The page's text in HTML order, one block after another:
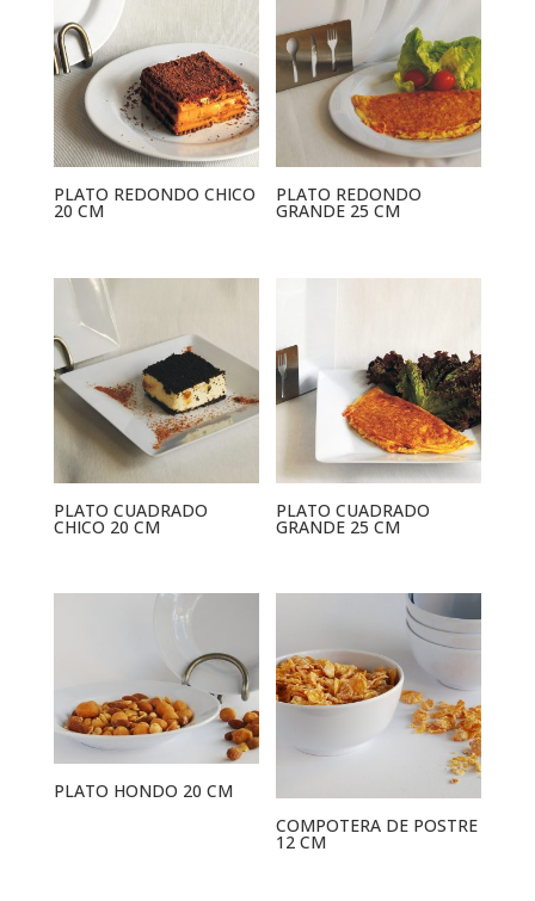
PLATO REDONDO CHICO
20 CM
PLATO REDONDO
GRANDE 25 CM
PLATO CUADRADO
CHICO 20 CM
PLATO CUADRADO
GRANDE 25 CM
PLATO HONDO 20 CM
COMPOTERA DE POSTRE
12 CM